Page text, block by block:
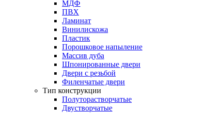
МДФ
ПВХ
Ламинат
Винилискожа
Пластик
Порошковое напыление
Массив дуба
Шпонированные двери
Двери с резьбой
Филенчатые двери
Тип конструкции
Полуторастворчатые
Двустворчатые